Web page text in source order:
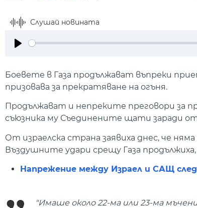
Слушай новината
Боевете в Газа продължават въпреки
призовава за прекратяване на огъня.
Продължават и непреките преговори за
съюзника му Съединените щати заради
От израелска страна заявиха днес, че
Въздушните удари срещу Газа
Напрежение между Израел и САЩ след
"Имаше около 22-ма или 23-ма